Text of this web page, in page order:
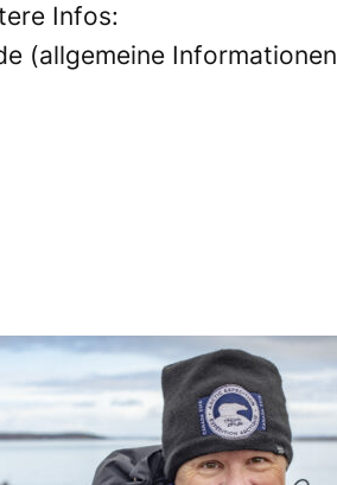
Infos:
(allgemeine Informationen